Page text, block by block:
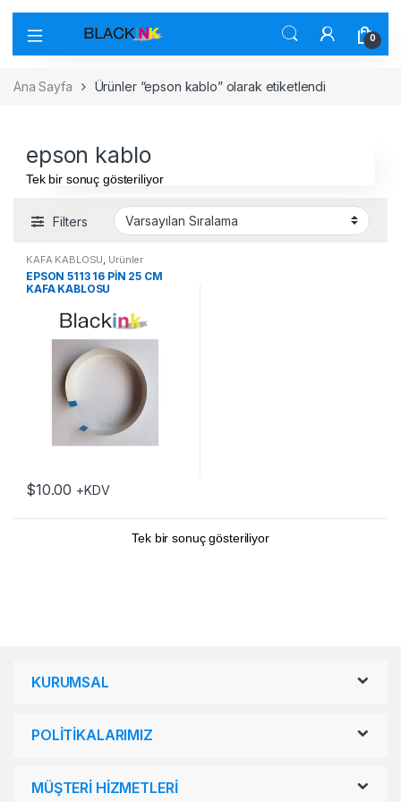
0
Ana Sayfa Ürünler “epson kablo” olarak etiketlendi
epson kablo
Tek bir sonuç gösteriliyor
Filters
KAFA KABLOSU, Ürünler
EPSON 5113 16 PİN 25 CM
KAFA KABLOSU
$10.00 +KDV
Tek bir sonuç gösteriliyor
KURUMSAL
POLİTİKALARIMIZ
MÜŞTERİ HİZMETLERİ